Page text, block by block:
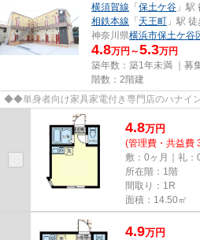
横須賀線 「 保土ケ谷 」駅
相鉄本線 「 天王町 」駅
神奈川県横浜市保土ケ谷
4.8万円～5.3万円
築年数：築1年未満 ｜募
階数：2階建
◆◆単身者向け家具家電付き専門店のハナイ
4.8万円
(管理費・共益費
敷：0ヶ月｜礼：
所在階：1階
間取り：1R
面積：14.50㎡
4.9万円